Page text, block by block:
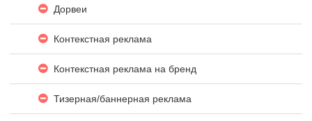
Дорвеи
Контекстная реклама
Контекстная реклама на бренд
Тизерная/баннерная реклама